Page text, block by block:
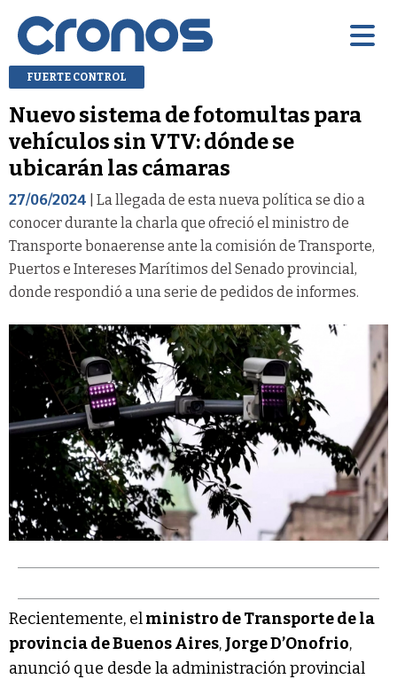
FUERTE CONTROL
Nuevo sistema de fotomultas para
vehículos sin VTV: dónde se
ubicarán las cámaras
27/06/2024 | La llegada de esta nueva política se dio a
conocer durante la charla que ofreció el ministro de
Transporte bonaerense ante la comisión de Transporte,
Puertos e Intereses Marítimos del Senado provincial,
donde respondió a una serie de pedidos de informes.
Recientemente, elministro de Transporte de la
provincia de Buenos Aires, Jorge D’Onofrio,
anunció que desde la administración provincial